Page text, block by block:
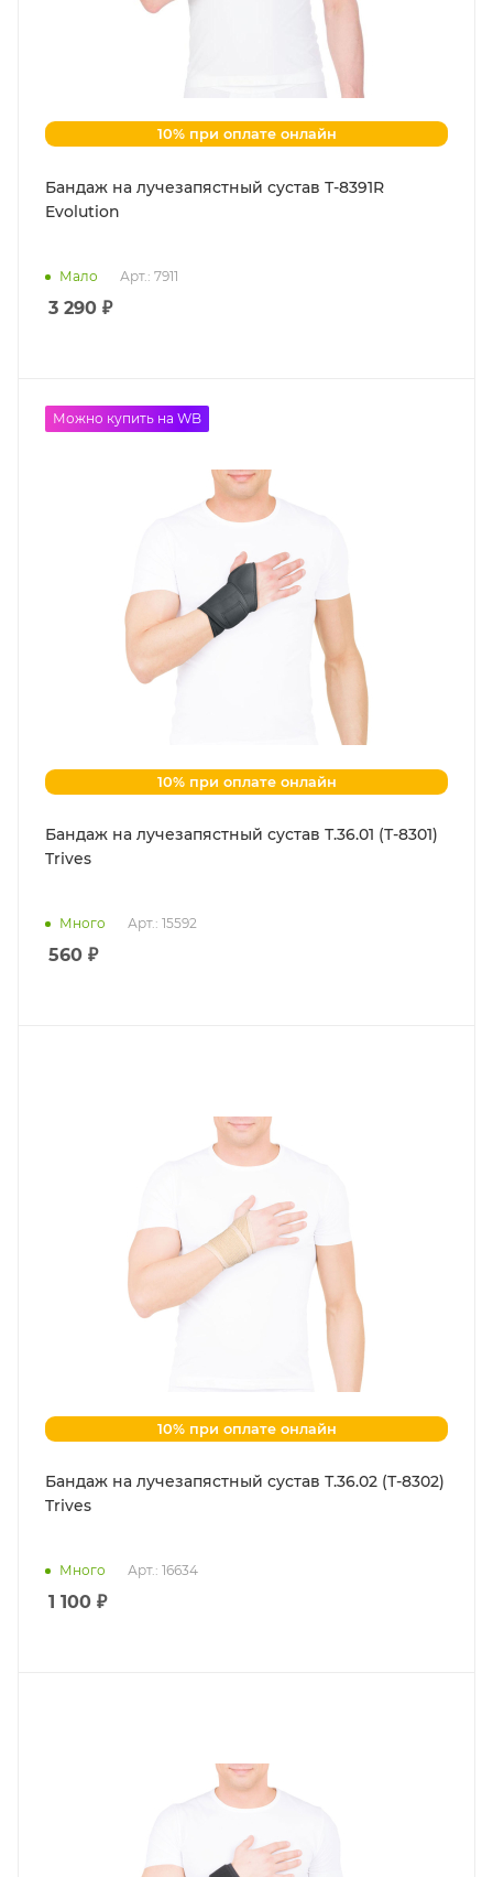
10% при оплате онлайн
Бандаж на лучезапястный сустав Т-8391R
Evolution
Мало Арт.: 7911
3 290 ₽
10% при оплате онлайн
Можно купить на WB
Бандаж на лучезапястный сустав Т.36.01 (Т-8301)
Trives
Много Арт.: 15592
560 ₽
10% при оплате онлайн
Бандаж на лучезапястный сустав Т.36.02 (Т-8302)
Trives
Много Арт.: 16634
1 100 ₽